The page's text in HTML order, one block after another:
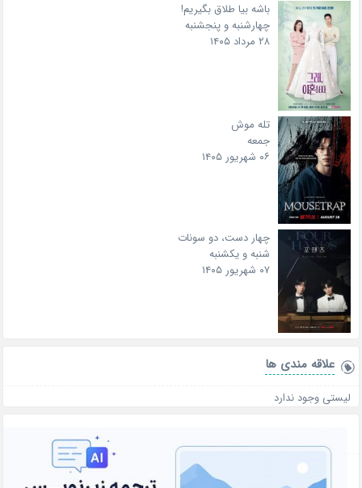
باشه بیا طلاق بگیریم!
چهارشنبه و پنجشنبه
۲۸ مرداد ۱۴۰۵
تله موش
جمعه
۰۶ شهریور ۱۴۰۵
چهار دست، دو سونات
شنبه و یکشنبه
۰۷ شهریور ۱۴۰۵
علاقه‌ مندی ها
لیستی وجود ندارد